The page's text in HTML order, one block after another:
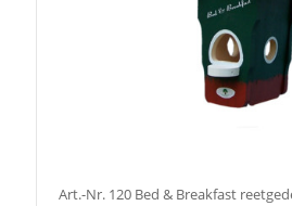
Art.-Nr. 120 Bed & Breakfast